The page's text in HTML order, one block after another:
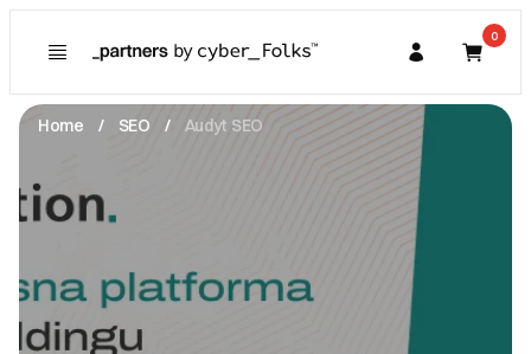
Kupujący
0
Home SEO Audyt SEO
Poznaj
Prawa konsumenta
I. Dane Sprzedającego
Al. Piastów
71-064 Szczecin
NIP: 8522668617